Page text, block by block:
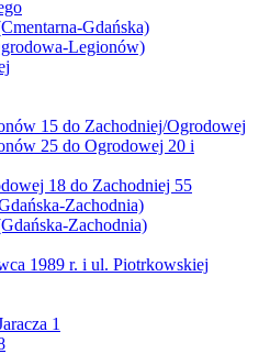
Gdańska)
Legionów)
15 do Zachodniej/Ogrodowej
25 do Ogrodowej 20 i
18 do Zachodniej 55
Zachodnia)
Zachodnia)
1989 r. i ul. Piotrkowskiej
1